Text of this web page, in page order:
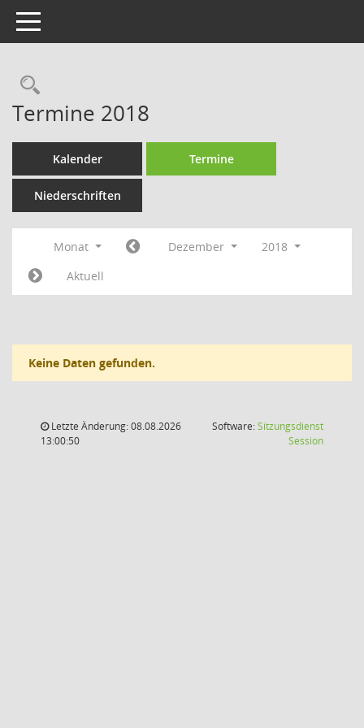
Toggle navigation
Rechercheauswahl
Termine 2018
Kalender Termine
Niederschriften
Monat Dezember
2018
Aktuell
Keine Daten gefunden.
Letzte Änderung: 08.08.2026
13:00:50
Software:Sitzungsdienst
Session(Wird in